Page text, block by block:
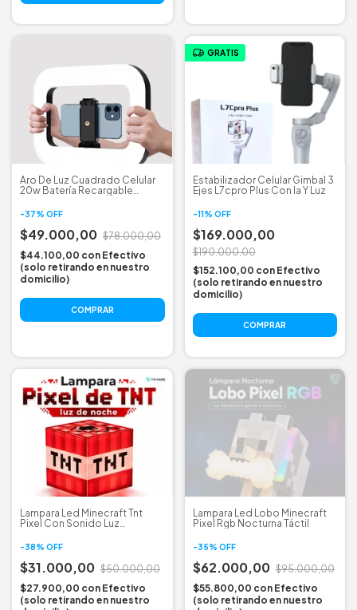
Aro De Luz Cuadrado Celular
20w Batería Recargable
-37% OFF
$49.000,00 $78.000,00
$44.100,00 con Efectivo
(solo retirando en nuestro
domicilio)
COMPRAR
GRATIS
Estabilizador Celular Gimbal 3
Ejes L7cpro Plus Con Ia Y Luz
-11% OFF
$169.000,00
$190.000,00
$152.100,00 con Efectivo
(solo retirando en nuestro
domicilio)
Lampara Led Minecraft Tnt
Pixel Con Sonido Luz
-38% OFF
$31.000,00 $50.000,00
$27.900,00 con Efectivo
(solo retirando en nuestro
Lampara Led Lobo Minecraft
Pixel Rgb Nocturna Táctil
-35% OFF
$62.000,00 $95.000,00
$55.800,00 con Efectivo
(solo retirando en nuestro